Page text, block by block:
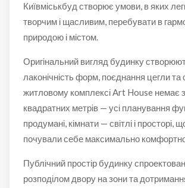
Київміськбуд створює умови, в яких
творчим і щасливим, перебувати в
природою і містом.
Оригінальний вигляд будинку
лаконічність форм, поєднання цегли та
житловому комплексі Art House немає
квадратних метрів — усі планування
продумані, кімнати — світлі і просторі,
почували себе максимально
Публічний простір будинку
розподілом двору на зони та